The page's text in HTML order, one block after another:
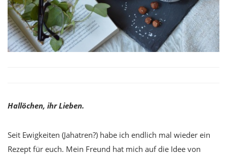
Hallöchen, ihr Lieben.
Seit Ewigkeiten (Jahatren?) habe ich endlich mal wieder ein
Rezept für euch. Mein Freund hat mich auf die Idee von